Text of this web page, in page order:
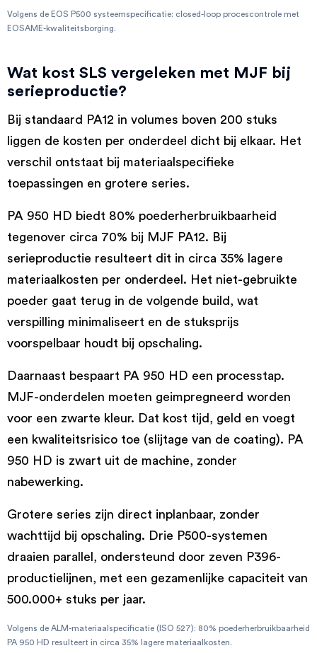
Volgens de EOS P500 systeemspecificatie: closed-loop procescontrole met
EOSAME-kwaliteitsborging.
Wat kost SLS vergeleken met MJF bij
serieproductie?
Bij standaard PA12 in volumes boven 200 stuks
liggen de kosten per onderdeel dicht bij elkaar. Het
verschil ontstaat bij materiaalspecifieke
toepassingen en grotere series.
PA 950 HD biedt 80% poederherbruikbaarheid
tegenover circa 70% bij MJF PA12. Bij
serieproductie resulteert dit in circa 35% lagere
materiaalkosten per onderdeel. Het niet-gebruikte
poeder gaat terug in de volgende build, wat
verspilling minimaliseert en de stuksprijs
voorspelbaar houdt bij opschaling.
Daarnaast bespaart PA 950 HD een processtap.
MJF-onderdelen moeten geimpregneerd worden
voor een zwarte kleur. Dat kost tijd, geld en voegt
een kwaliteitsrisico toe (slijtage van de coating). PA
950 HD is zwart uit de machine, zonder
nabewerking.
Grotere series zijn direct inplanbaar, zonder
wachttijd bij opschaling. Drie P500-systemen
draaien parallel, ondersteund door zeven P396-
productielijnen, met een gezamenlijke capaciteit van
500.000+ stuks per jaar.
Volgens de ALM-materiaalspecificatie (ISO 527): 80% poederherbruikbaarheid
PA 950 HD resulteert in circa 35% lagere materiaalkosten.